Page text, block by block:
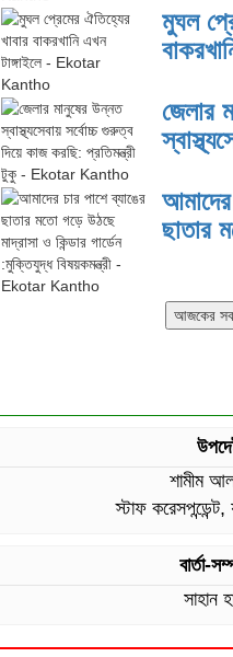
মুঘল
জেলার
আমাদের
ছাতার
শামীম
স্টাফ
বার্তা-
সাহান